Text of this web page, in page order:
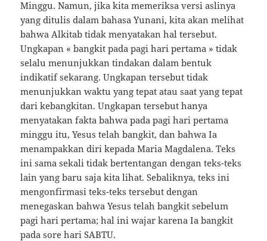
Minggu. Namun, jika kita memeriksa versi aslinya
yang ditulis dalam bahasa Yunani, kita akan melihat
bahwa Alkitab tidak menyatakan hal tersebut.
Ungkapan « bangkit pada pagi hari pertama » tidak
selalu menunjukkan tindakan dalam bentuk
indikatif sekarang. Ungkapan tersebut tidak
menunjukkan waktu yang tepat atau saat yang tepat
dari kebangkitan. Ungkapan tersebut hanya
menyatakan fakta bahwa pada pagi hari pertama
minggu itu, Yesus telah bangkit, dan bahwa Ia
menampakkan diri kepada Maria Magdalena. Teks
ini sama sekali tidak bertentangan dengan teks-teks
lain yang baru saja kita lihat. Sebaliknya, teks ini
mengonfirmasi teks-teks tersebut dengan
menegaskan bahwa Yesus telah bangkit sebelum
pagi hari pertama; hal ini wajar karena Ia bangkit
pada sore hari SABTU.